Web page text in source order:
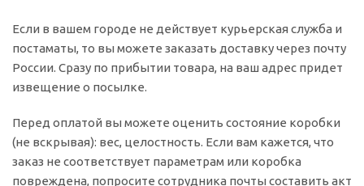
Если в вашем городе не действует курьерская служба и
постаматы, то вы можете заказать доставку через почту
России. Сразу по прибытии товара, на ваш адрес придет
извещение о посылке.
Перед оплатой вы можете оценить состояние коробки
(не вскрывая): вес, целостность. Если вам кажется, что
заказ не соответствует параметрам или коробка
повреждена, попросите сотрудника почты составить акт